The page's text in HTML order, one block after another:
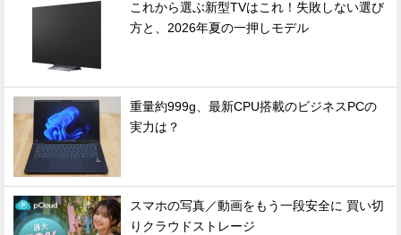
これから選ぶ新型TVはこれ！失敗しない選び
方と、2026年夏の一押しモデル
重量約999g、最新CPU搭載のビジネスPCの
実力は？
スマホの写真／動画をもう一段安全に 買い切
りクラウドストレージ